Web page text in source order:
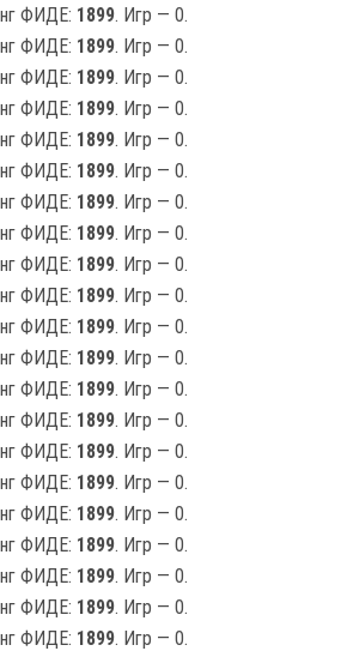
ФИДЕ: 1899. Игр — 0.
ФИДЕ: 1899. Игр — 0.
ФИДЕ: 1899. Игр — 0.
ФИДЕ: 1899. Игр — 0.
ФИДЕ: 1899. Игр — 0.
ФИДЕ: 1899. Игр — 0.
ФИДЕ: 1899. Игр — 0.
ФИДЕ: 1899. Игр — 0.
ФИДЕ: 1899. Игр — 0.
ФИДЕ: 1899. Игр — 0.
ФИДЕ: 1899. Игр — 0.
ФИДЕ: 1899. Игр — 0.
ФИДЕ: 1899. Игр — 0.
ФИДЕ: 1899. Игр — 0.
ФИДЕ: 1899. Игр — 0.
ФИДЕ: 1899. Игр — 0.
ФИДЕ: 1899. Игр — 0.
ФИДЕ: 1899. Игр — 0.
ФИДЕ: 1899. Игр — 0.
ФИДЕ: 1899. Игр — 0.
ФИДЕ: 1899. Игр — 0.